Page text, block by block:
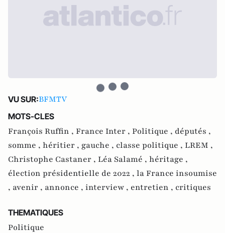
VU SUR:BFMTV
MOTS-CLES
François Ruffin , France Inter , Politique , députés ,
somme , héritier , gauche , classe politique , LREM ,
Christophe Castaner , Léa Salamé , héritage ,
élection présidentielle de 2022 , la France insoumise
, avenir , annonce , interview , entretien , critiques
THEMATIQUES
Politique